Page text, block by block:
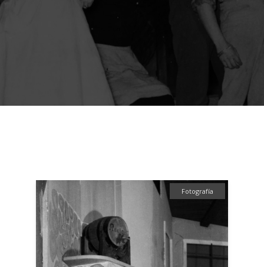
Fotografía